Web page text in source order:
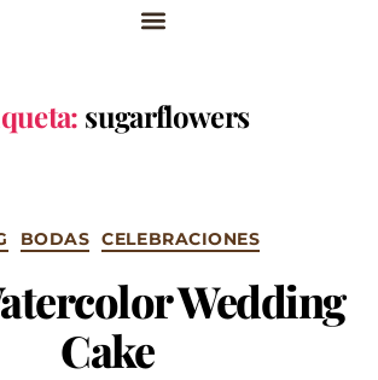
sugarflowers
BODAS CELEBRACIONES
Wedding
Cake